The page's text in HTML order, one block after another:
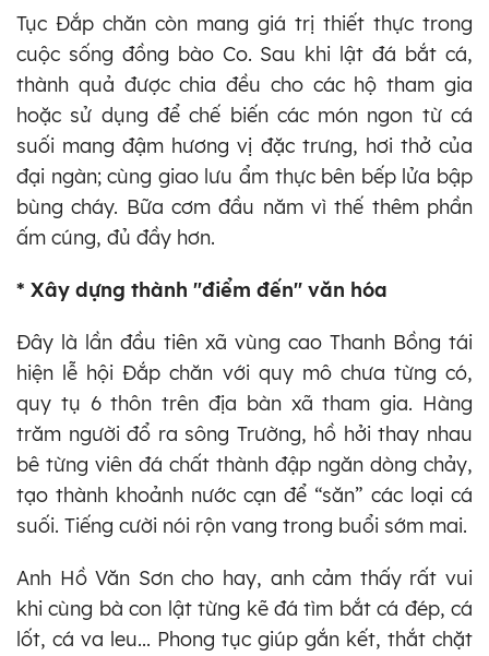
Tục Đắp chăn còn mang giá trị thiết thực trong
cuộc sống đồng bào Co. Sau khi lật đá bắt cá,
thành quả được chia đều cho các hộ tham gia
hoặc sử dụng để chế biến các món ngon từ cá
suối mang đậm hương vị đặc trưng, hơi thở của
đại ngàn; cùng giao lưu ẩm thực bên bếp lửa bập
bùng cháy. Bữa cơm đầu năm vì thế thêm phần
ấm cúng, đủ đầy hơn.
* Xây dựng thành "điểm đến" văn hóa
Đây là lần đầu tiên xã vùng cao Thanh Bồng tái
hiện lễ hội Đắp chăn với quy mô chưa từng có,
quy tụ 6 thôn trên địa bàn xã tham gia. Hàng
trăm người đổ ra sông Trường, hồ hởi thay nhau
bê từng viên đá chất thành đập ngăn dòng chảy,
tạo thành khoảnh nước cạn để “săn” các loại cá
suối. Tiếng cười nói rộn vang trong buổi sớm mai.
Anh Hồ Văn Sơn cho hay, anh cảm thấy rất vui
khi cùng bà con lật từng kẽ đá tìm bắt cá đép, cá
lốt, cá va leu... Phong tục giúp gắn kết, thắt chặt